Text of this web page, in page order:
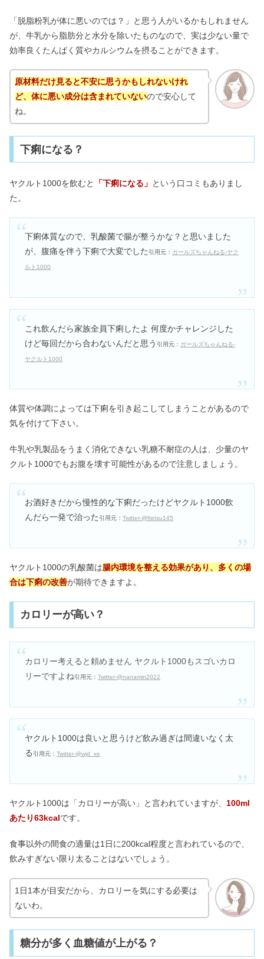
「脱脂粉乳が体に悪いのでは？」と思う人がいるかもしれません
が、牛乳から脂肪分と水分を除いたものなので、実は少ない量で
効率良くたんぱく質やカルシウムを摂ることができます。
原材料だけ見ると不安に思うかもしれないけれ
ど、体に悪い成分は含まれていないので安心して
ね。
下痢になる？
ヤクルト1000を飲むと 「下痢になる」 という口コミもありまし
た。
下痢体質なので、乳酸菌で腸が整うかな？と思いました
が、腹痛を伴う下痢で大変でした 引用元： ガールズちゃんねる-ヤク
ルト1000
これ飲んだら家族全員下痢したよ 何度かチャレンジした
けど毎回だから合わないんだと思う 引用元： ガールズちゃんねる-
ヤクルト1000
体質や体調によっては下痢を引き起こしてしまうことがあるので
気を付けて下さい。
牛乳や乳製品をうまく消化できない乳糖不耐症の人は、少量のヤ
クルト1000でもお腹を壊す可能性があるので注意しましょう。
お酒好きだから慢性的な下痢だったけどヤクルト1000飲
んだら一発で治った 引用元：Twitter-@ftetsu145
ヤクルト1000の乳酸菌は腸内環境を整える効果があり、多くの場
合は下痢の改善が期待できますよ。
カロリーが高い？
カロリー考えると頼めません ヤクルト1000もスゴいカロ
リーですよね引用元：Twitter-@nanamin2022
ヤクルト1000は良いと思うけど飲み過ぎは間違いなく太
る 引用元：Twitter-@wjd_xe
ヤクルト1000は「カロリーが高い」と言われていますが、 100ml
あたり63kcalです。
食事以外の間食の適量は1日に200kcal程度と言われているので、
飲みすぎない限り太ることはないでしょう。
1日1本が目安だから、カロリーを気にする必要は
ないわ。
糖分が多く血糖値が上がる？